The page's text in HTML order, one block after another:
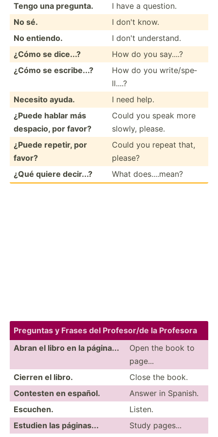
Tengo una pregunta.
I have a question.
No sé.
I don't know.
No entiendo.
I don't unders­tand.
¿Cómo se dice...?
How do you say....?
¿Cómo se escrib­e...?
How do you write/­spe­
ll....?
Necesito ayuda.
I need help.
¿Puede hablar más
despacio, por favor?
Could you speak more
slowly, please.
¿Puede repetir, por
favor?
Could you repeat that,
please?
¿Qué quiere decir...?
What does....mean?
Preguntas y Frases del Profes­or/de la Profesora
Abran el libro en la página...
Open the book to
page...
Cierren el libro.
Close the book.
Contesten en español.
Answer in Spanish.
Escuchen.
Listen.
Estudien las páginas...
Study pages...